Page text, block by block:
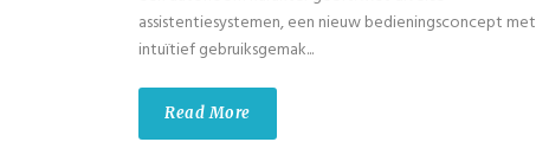
assistentiesystemen, een nieuw bedieningsconcept met
intuïtief gebruiksgemak...
Read More